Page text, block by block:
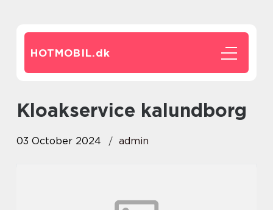
HOTMOBIL.dk
kloakservice kalundborg
03 October 2024 admin